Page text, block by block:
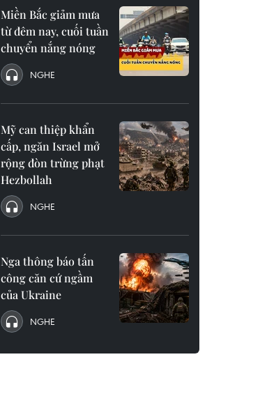
Miền Bắc giảm mưa
từ đêm nay, cuối tuần
chuyển nắng nóng
NGHE
Mỹ can thiệp khẩn
cấp, ngăn Israel mở
rộng đòn trừng phạt
Hezbollah
NGHE
Nga thông báo tấn
công căn cứ ngầm
của Ukraine
NGHE